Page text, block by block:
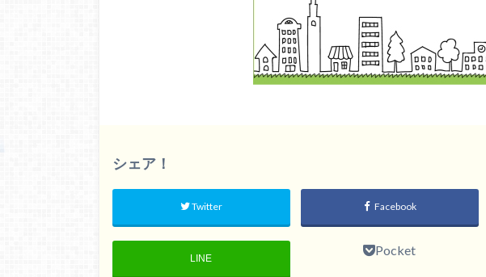
シェア！
Twitter Facebook
LINE
Pocket